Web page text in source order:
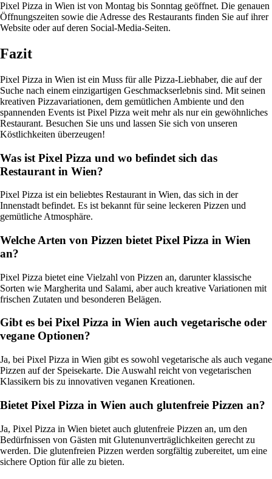
Pixel Pizza in Wien ist von Montag bis Sonntag geöffnet. Die genauen
Öffnungszeiten sowie die Adresse des Restaurants finden Sie auf ihrer
Website oder auf deren Social-Media-Seiten.
Fazit
Pixel Pizza in Wien ist ein Muss für alle Pizza-Liebhaber, die auf der
Suche nach einem einzigartigen Geschmackserlebnis sind. Mit seinen
kreativen Pizzavariationen, dem gemütlichen Ambiente und den
spannenden Events ist Pixel Pizza weit mehr als nur ein gewöhnliches
Restaurant. Besuchen Sie uns und lassen Sie sich von unseren
Köstlichkeiten überzeugen!
Was ist Pixel Pizza und wo befindet sich das
Restaurant in Wien?
Pixel Pizza ist ein beliebtes Restaurant in Wien, das sich in der
Innenstadt befindet. Es ist bekannt für seine leckeren Pizzen und
gemütliche Atmosphäre.
Welche Arten von Pizzen bietet Pixel Pizza in Wien
an?
Pixel Pizza bietet eine Vielzahl von Pizzen an, darunter klassische
Sorten wie Margherita und Salami, aber auch kreative Variationen mit
frischen Zutaten und besonderen Belägen.
Gibt es bei Pixel Pizza in Wien auch vegetarische oder
vegane Optionen?
Ja, bei Pixel Pizza in Wien gibt es sowohl vegetarische als auch vegane
Pizzen auf der Speisekarte. Die Auswahl reicht von vegetarischen
Klassikern bis zu innovativen veganen Kreationen.
Bietet Pixel Pizza in Wien auch glutenfreie Pizzen an?
Ja, Pixel Pizza in Wien bietet auch glutenfreie Pizzen an, um den
Bedürfnissen von Gästen mit Glutenunverträglichkeiten gerecht zu
werden. Die glutenfreien Pizzen werden sorgfältig zubereitet, um eine
sichere Option für alle zu bieten.